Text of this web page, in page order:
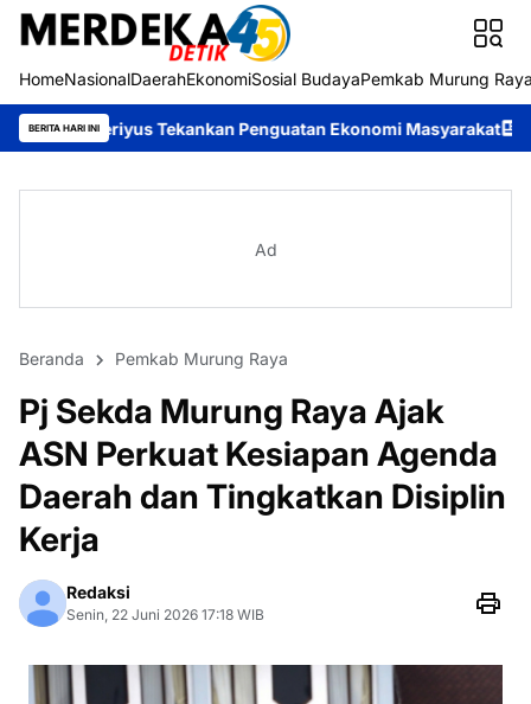
HomeNasionalDaerahEkonomiSosial BudayaPemkab Murung
BERITA HARI INIPenguatan Ekonomi Masyarakat Roy Chahyadi:
Ad
Beranda Pemkab Murung Raya
Pj Sekda Murung Raya Ajak
ASN Perkuat Kesiapan Agenda
Daerah dan Tingkatkan Disiplin
Kerja
Redaksi
Senin, 22 Juni 2026 17:18 WIB